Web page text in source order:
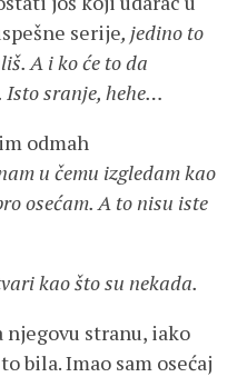
serije, jedino to
A i ko će to da
Isto sranje, hehe…
odmah
u čemu izgledam kao
osećam. A to nisu iste
kao što su nekada.
njegovu stranu, iako
bila. Imao sam osećaj